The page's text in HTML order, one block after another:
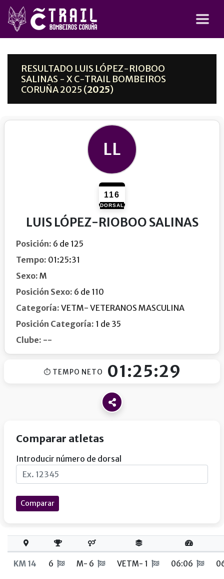
RESULTADO LUIS LÓPEZ-RIOBOO
SALINAS - X C-TRAIL BOMBEIROS
CORUÑA 2025 (2025)
LL
116
DORSAL
LUIS LÓPEZ-RIOBOO SALINAS
Posición: 6 de 125
Tempo: 01:25:31
Sexo: M
Posición Sexo: 6 de 110
Categoría: VETM- VETERANOS MASCULINA
Posición Categoría: 1 de 35
Clube: --
⏱ TEMPO NETO 01:25:29
Comparar atletas
Introducir número de dorsal
Comparar
KM 14 6 M- 6 VETM- 1 06:06